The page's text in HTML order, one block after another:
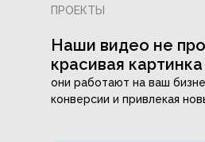
ПРОЕКТЫ
Наши видео не
красивая
они работают на ваш
конверсии и привлекая